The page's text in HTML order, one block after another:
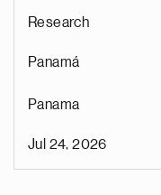
Research
Panamá
Panama
Jul 24, 2026